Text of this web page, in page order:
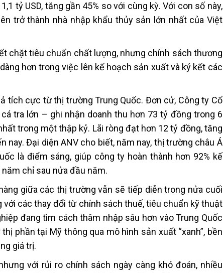
tỷ USD, tăng gần 45% so với cùng kỳ. Với con số này,
trở thành nhà nhập khẩu thủy sản lớn nhất của Việt
chặt tiêu chuẩn chất lượng, nhưng chính sách thương
hơn trong việc lên kế hoạch sản xuất và ký kết các
tích cực từ thị trường Trung Quốc. Đơn cử, Công ty Cổ
tra lớn – ghi nhận doanh thu hơn 73 tỷ đồng trong 6
trong một thập kỷ. Lãi ròng đạt hơn 12 tỷ đồng, tăng
nay. Đại diện ANV cho biết, năm nay, thị trường châu Á
là điểm sáng, giúp công ty hoàn thành hơn 92% kế
chỉ sau nửa đầu năm.
giữa các thị trường vẫn sẽ tiếp diễn trong nửa cuối
các thay đổi từ chính sách thuế, tiêu chuẩn kỹ thuật
đang tìm cách thâm nhập sâu hơn vào Trung Quốc
phần tại Mỹ thông qua mô hình sản xuất “xanh”, bền
giá trị.
với rủi ro chính sách ngày càng khó đoán, nhiều